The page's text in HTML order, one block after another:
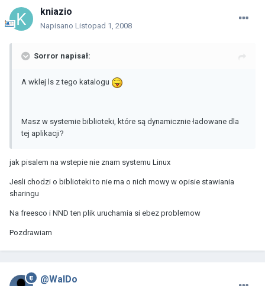
kniazio
Napisano Listopad 1, 2008
Sorror napisał:
A wklej ls z tego katalogu
Masz w systemie biblioteki, które są dynamicznie ładowane dla
tej aplikacji?
jak pisalem na wstepie nie znam systemu Linux
Jesli chodzi o biblioteki to nie ma o nich mowy w opisie stawiania
sharingu
Na freesco i NND ten plik uruchamia si ebez problemow
Pozdrawiam
@WalDo